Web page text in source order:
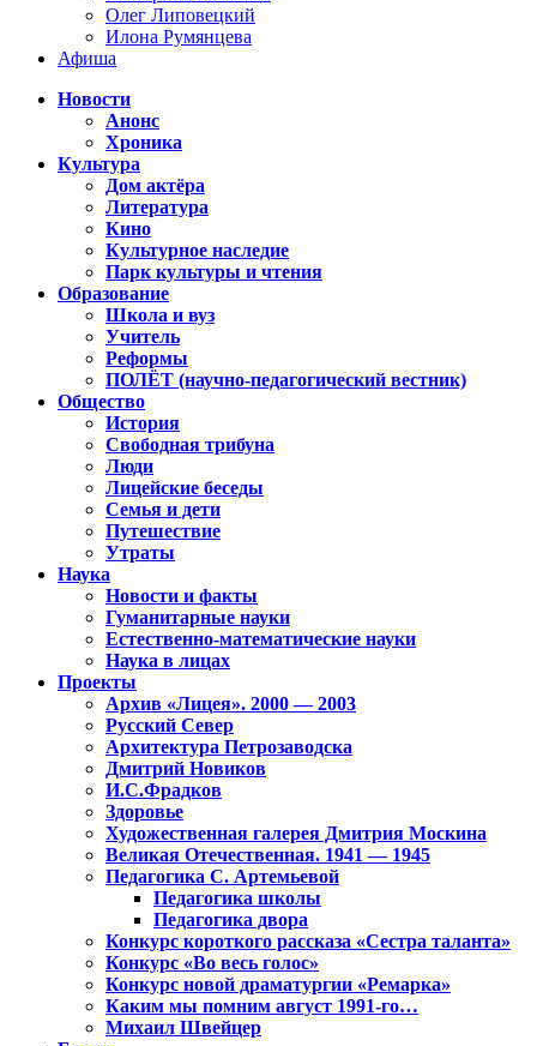
Олег Липовецкий
Илона Румянцева
Афиша
Новости
Анонс
Хроника
Культура
Дом актёра
Литература
Кино
Культурное наследие
Парк культуры и чтения
Образование
Школа и вуз
Учитель
Реформы
ПОЛЁТ (научно-педагогический вестник)
Общество
История
Свободная трибуна
Люди
Лицейские беседы
Семья и дети
Путешествие
Утраты
Наука
Новости и факты
Гуманитарные науки
Естественно-математические науки
Наука в лицах
Проекты
Архив «Лицея». 2000 — 2003
Русский Север
Архитектура Петрозаводска
Дмитрий Новиков
И.С.Фрадков
Здоровье
Художественная галерея Дмитрия Москина
Великая Отечественная. 1941 — 1945
Педагогика С. Артемьевой
Педагогика школы
Педагогика двора
Конкурс короткого рассказа «Сестра таланта»
Конкурс «Во весь голос»
Конкурс новой драматургии «Ремарка»
Каким мы помним август 1991-го…
Михаил Швейцер